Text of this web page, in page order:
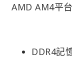
AMD AM4平
DDR4記